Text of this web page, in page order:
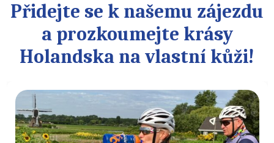
Přidejte se k našemu zájezdu
a prozkoumejte krásy
Holandska na vlastní kůži!